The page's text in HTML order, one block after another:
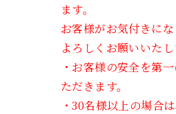
ます。
お客様がお気付きに
よろしくお願いいたし
・お客様の安全を第
ただきます。
・30名様以上の場合